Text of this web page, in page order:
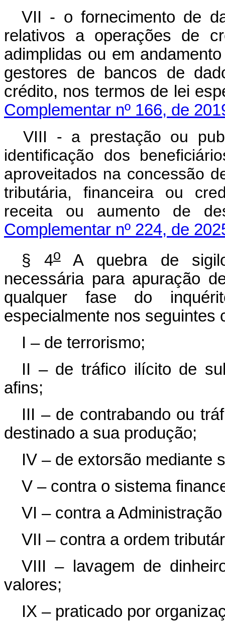
VII - o fornecimento de
relativos a operações de
adimplidas ou em
gestores de bancos de
crédito, nos termos
Complementar nº 166, de
VIII - a prestação ou
identificação dos
aproveitados na concessão
tributária, financeira ou
receita ou aumento
Complementar nº 224, de
§ 4oA quebra de
necessária para apuração
qualquer fase do
especialmente nos seguintes
I – de terrorismo;
II – de tráfico ilícito de
afins;
III – de contrabando ou
destinado a sua produção;
IV – de extorsão mediante
V – contra o sistema
VI – contra a
VII – contra a ordem
VIII – lavagem de
valores;
IX – praticado por